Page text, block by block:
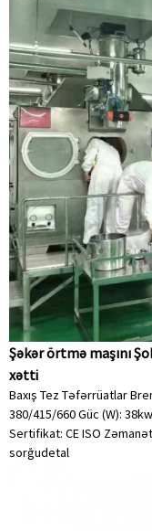
Şəkər örtmə maşını
xətti
Baxış Tez Təfərrüatlar
380/415/660 Güc (W):
Sertifikat: CE ISO
sorğudetal